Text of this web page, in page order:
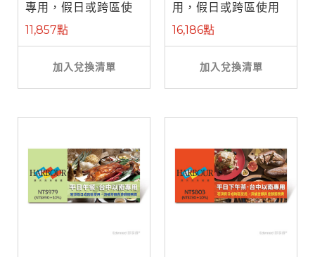
專用，假日或跨區使
用需補差額)
11,857點
加入兌換清單
用，假日或跨區使用
需補差額)
16,186點
加入兌換清單